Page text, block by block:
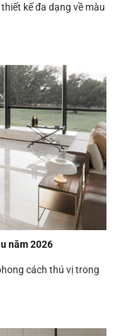
kế đa dạng về màu
năm 2026
cách thú vị trong